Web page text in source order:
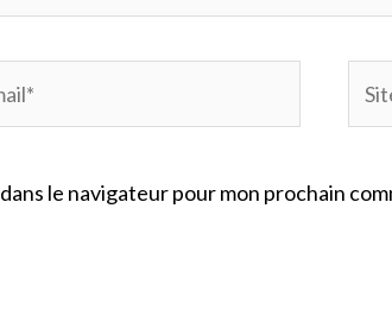
le navigateur pour mon prochain